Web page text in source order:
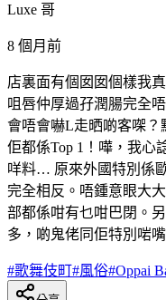
Luxe 哥
8 個月前
店裏面有個囡囡個樣我
咀唇仲厚過孖潤腸完全
會唔會嚇L走晒啲客㗎？
佢都係Top 1！嘩，我心
咩料… 原來外國特別係
完全相反。唔鍾意眼大
部都係咁有乜咁巴閉。
多，啲鬼佬同佢特別啱
#歌舞伎町#風俗#Oppai